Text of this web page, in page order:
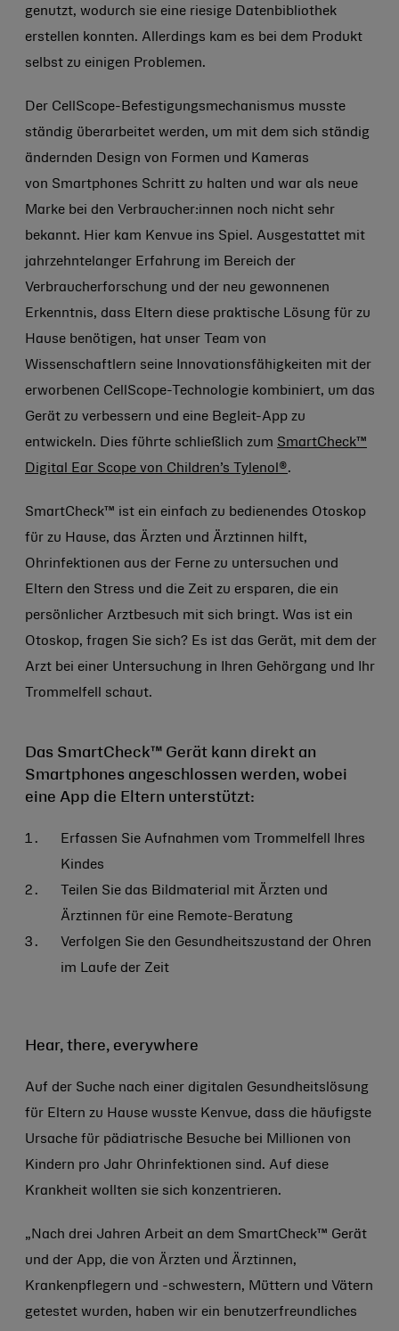
genutzt, wodurch sie eine riesige Datenbibliothek
erstellen konnten. Allerdings kam es bei dem Produkt
selbst zu einigen Problemen.
Der CellScope-Befestigungsmechanismus musste
ständig überarbeitet werden, um mit dem sich ständig
ändernden Design von Formen und Kameras
von Smartphones Schritt zu halten und war als neue
Marke bei den Verbraucher:innen noch nicht sehr
bekannt. Hier kam Kenvue ins Spiel. Ausgestattet mit
jahrzehntelanger Erfahrung im Bereich der
Verbraucherforschung und der neu gewonnenen
Erkenntnis, dass Eltern diese praktische Lösung für zu
Hause benötigen, hat unser Team von
Wissenschaftlern seine Innovationsfähigkeiten mit der
erworbenen CellScope-Technologie kombiniert, um das
Gerät zu verbessern und eine Begleit-App zu
entwickeln. Dies führte schließlich zum SmartCheck™
Digital Ear Scope von Children’s Tylenol®.
SmartCheck™ ist ein einfach zu bedienendes Otoskop
für zu Hause, das Ärzten und Ärztinnen hilft,
Ohrinfektionen aus der Ferne zu untersuchen und
Eltern den Stress und die Zeit zu ersparen, die ein
persönlicher Arztbesuch mit sich bringt. Was ist ein
Otoskop, fragen Sie sich? Es ist das Gerät, mit dem der
Arzt bei einer Untersuchung in Ihren Gehörgang und Ihr
Trommelfell schaut.
Das SmartCheck™ Gerät kann direkt an
Smartphones angeschlossen werden, wobei
eine App die Eltern unterstützt:
Erfassen Sie Aufnahmen vom Trommelfell Ihres
Kindes
Teilen Sie das Bildmaterial mit Ärzten und
Ärztinnen für eine Remote-Beratung
Verfolgen Sie den Gesundheitszustand der Ohren
im Laufe der Zeit
Hear, there, everywhere
Auf der Suche nach einer digitalen Gesundheitslösung
für Eltern zu Hause wusste Kenvue, dass die häufigste
Ursache für pädiatrische Besuche bei Millionen von
Kindern pro Jahr Ohrinfektionen sind. Auf diese
Krankheit wollten sie sich konzentrieren.
„Nach drei Jahren Arbeit an dem SmartCheck™ Gerät
und der App, die von Ärzten und Ärztinnen,
Krankenpflegern und -schwestern, Müttern und Vätern
getestet wurden, haben wir ein benutzerfreundliches